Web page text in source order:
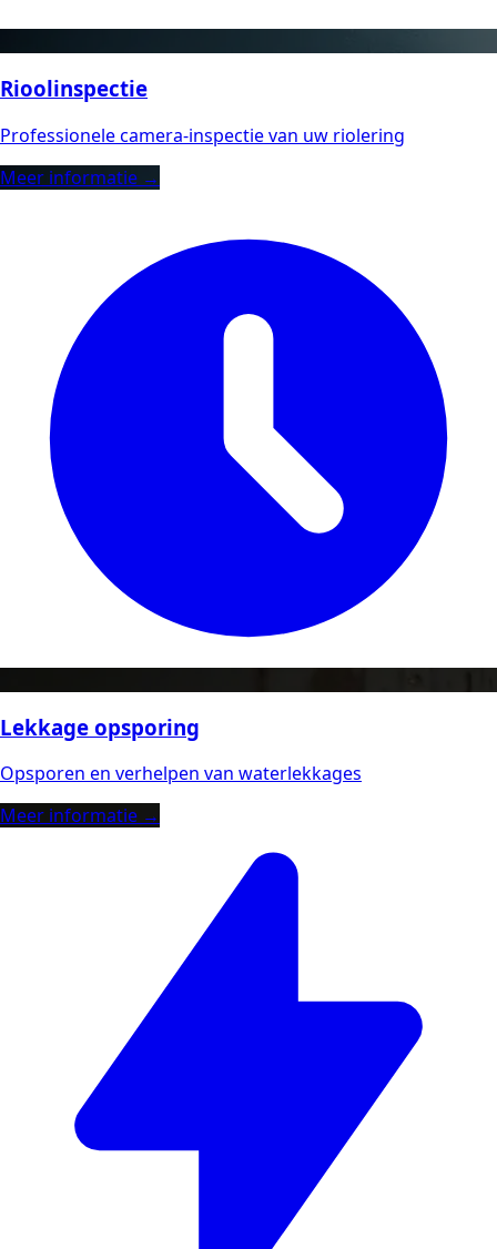
Rioolinspectie
Professionele camera-inspectie van uw riolering
Meer informatie →
Lekkage opsporing
Opsporen en verhelpen van waterlekkages
Meer informatie →